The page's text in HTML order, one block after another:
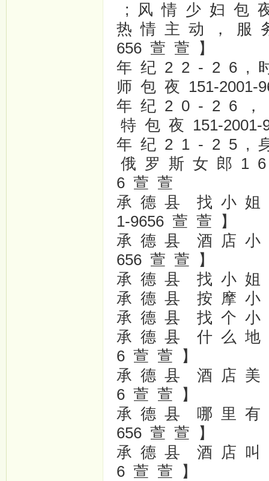
; 风 情 少 妇 包
热 情 主 动 ， 服
656 萱 萱 】
年 纪 2 2 - 2 6 ,
师 包 夜 151-2001-
年 纪 2 0 - 2 6 ，
特 包 夜 151-
年 纪 2 1 - 2 5 ,
俄 罗 斯 女 郎 1 6
6 萱 萱
承 德 县 找 小 姐
1-9656 萱 萱 】
承 德 县 酒 店 小
656 萱 萱 】
承 德 县 找 小 姐
承 德 县 按 摩 小
承 德 县 找 个 小
承 德 县 什 么 地
6 萱 萱 】
承 德 县 酒 店 美
6 萱 萱 】
承 德 县 哪 里 有
656 萱 萱 】
承 德 县 酒 店 叫
6 萱 萱 】